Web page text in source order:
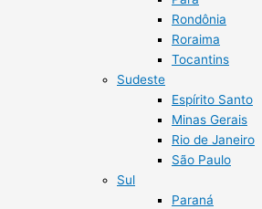
Rondônia
Roraima
Tocantins
Sudeste
Espírito Santo
Minas Gerais
Rio de Janeiro
São Paulo
Sul
Paraná